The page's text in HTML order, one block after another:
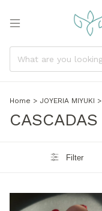
Home > JOYERIA MIYUKI >
CASCADAS
Filter